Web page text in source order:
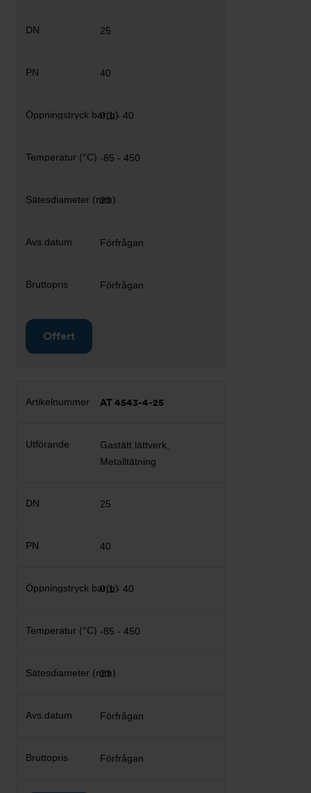
25
40
0,1 - 40
-85 - 450
23
Förfrågan
Förfrågan
Offert
AT 4543-4-25
Gastätt lättverk,
Metalltätning
25
40
0,1 - 40
-85 - 450
23
Förfrågan
Förfrågan